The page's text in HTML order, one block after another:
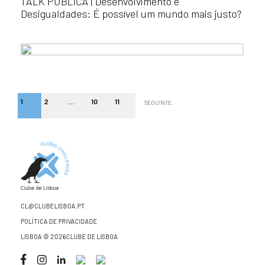
Desigualdades: É possível um mundo mais justo?
1 2 10 11 SEGUINTE
CL@CLUBELISBOA.PT
POLÍTICA DE PRIVACIDADE
LISBOA © 2026CLUBE DE LISBOA